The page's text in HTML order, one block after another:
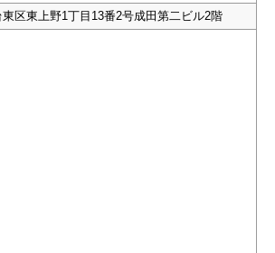
区東上野1丁目13番2号成田第二ビル2階